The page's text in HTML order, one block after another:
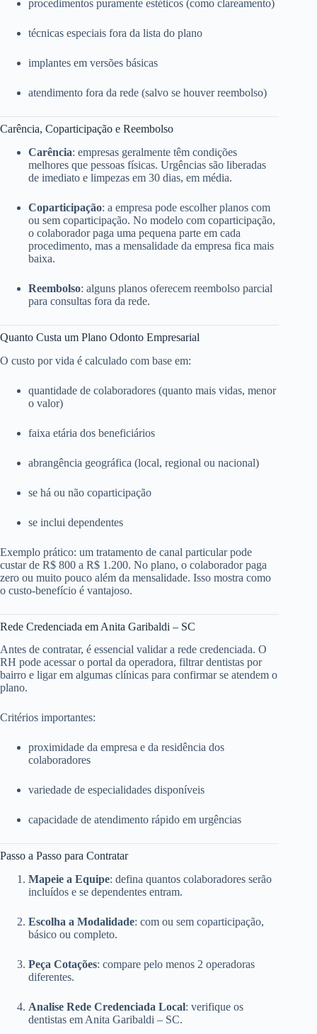
procedimentos puramente estéticos (como clareamento)
técnicas especiais fora da lista do plano
implantes em versões básicas
atendimento fora da rede (salvo se houver reembolso)
Carência, Coparticipação e Reembolso
Carência: empresas geralmente têm condições
melhores que pessoas físicas. Urgências são liberadas
de imediato e limpezas em 30 dias, em média.
Coparticipação: a empresa pode escolher planos com
ou sem coparticipação. No modelo com coparticipação,
o colaborador paga uma pequena parte em cada
procedimento, mas a mensalidade da empresa fica mais
baixa.
Reembolso: alguns planos oferecem reembolso parcial
para consultas fora da rede.
Quanto Custa um Plano Odonto Empresarial
O custo por vida é calculado com base em:
quantidade de colaboradores (quanto mais vidas, menor
o valor)
faixa etária dos beneficiários
abrangência geográfica (local, regional ou nacional)
se há ou não coparticipação
se inclui dependentes
Exemplo prático: um tratamento de canal particular pode
custar de R$ 800 a R$ 1.200. No plano, o colaborador paga
zero ou muito pouco além da mensalidade. Isso mostra como
o custo-benefício é vantajoso.
Rede Credenciada em Anita Garibaldi – SC
Antes de contratar, é essencial validar a rede credenciada. O
RH pode acessar o portal da operadora, filtrar dentistas por
bairro e ligar em algumas clínicas para confirmar se atendem o
plano.
Critérios importantes:
proximidade da empresa e da residência dos
colaboradores
variedade de especialidades disponíveis
capacidade de atendimento rápido em urgências
Passo a Passo para Contratar
Mapeie a Equipe: defina quantos colaboradores serão
incluídos e se dependentes entram.
Escolha a Modalidade: com ou sem coparticipação,
básico ou completo.
Peça Cotações: compare pelo menos 2 operadoras
diferentes.
Analise Rede Credenciada Local: verifique os
dentistas em Anita Garibaldi – SC.